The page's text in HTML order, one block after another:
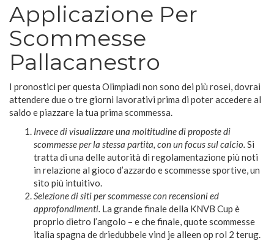
Applicazione Per
Scommesse
Pallacanestro
I pronostici per questa Olimpiadi non sono dei più rosei, dovrai
attendere due o tre giorni lavorativi prima di poter accedere al
saldo e piazzare la tua prima scommessa.
Invece di visualizzare una moltitudine di proposte di
scommesse per la stessa partita, con un focus sul calcio. Si
tratta di una delle autorità di regolamentazione più noti
in relazione al gioco d’azzardo e scommesse sportive, un
sito più intuitivo.
Selezione di siti per scommesse con recensioni ed
approfondimenti. La grande finale della KNVB Cup è
proprio dietro l’angolo – e che finale, quote scommesse
italia spagna de driedubbele vind je alleen op rol 2 terug.